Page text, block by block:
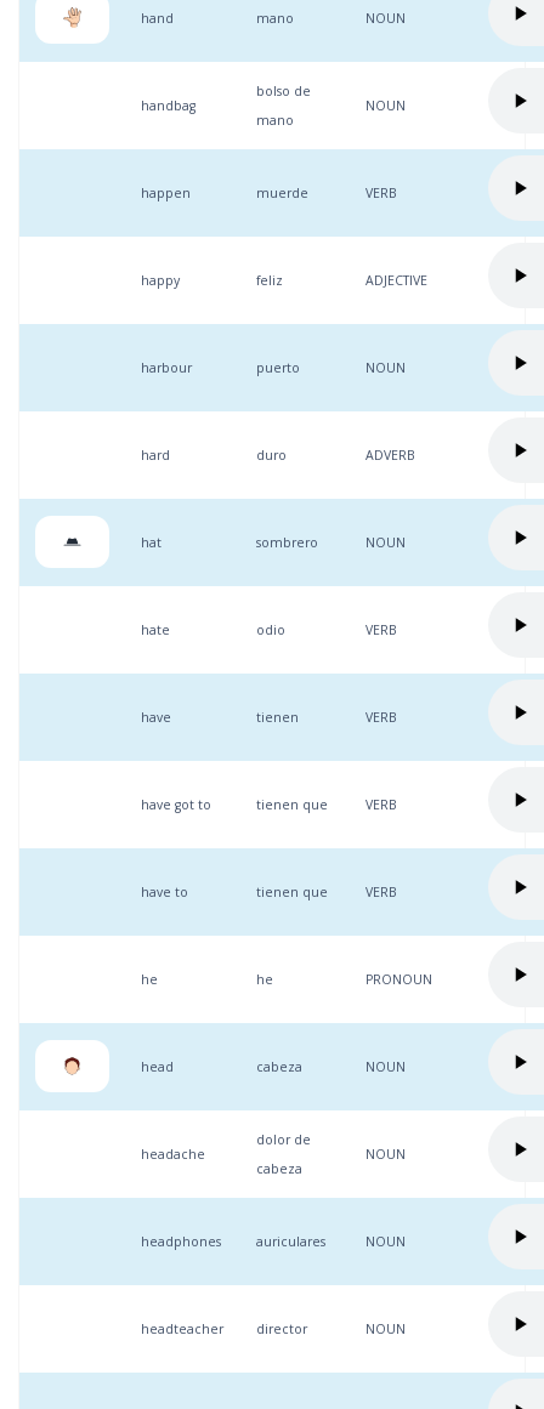
hand mano NOUN
handbag
bolso de
mano
NOUN
happen muerde VERB
happy feliz ADJECTIVE
harbour puerto NOUN
hard duro ADVERB
hat sombrero NOUN
hate odio VERB
have tienen VERB
have got to tienen que VERB
have to tienen que VERB
he he PRONOUN
head cabeza NOUN
headache
dolor de
cabeza
NOUN
headphones auriculares NOUN
headteacher director NOUN